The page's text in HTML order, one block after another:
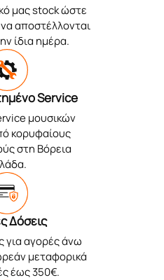
μας stock ώστε
αποστέλλονται
ίδια ημέρα.
Service
μουσικών
κορυφαίους
στη Βόρεια
Δόσεις
για αγορές άνω
μεταφορικά
έως 350€.